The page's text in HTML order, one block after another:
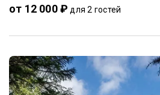
от 12 000 ₽ для 2 гостей